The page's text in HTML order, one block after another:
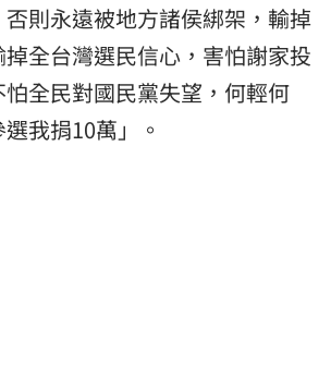
則永遠被地方諸侯綁架，輸掉
全台灣選民信心，害怕謝家投
全民對國民黨失望，何輕何
我捐10萬」。